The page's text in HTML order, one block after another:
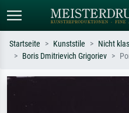
Sternennacht, Impressionismus, Welle
Startseite Kunststile
Nicht
Boris Dmitrievich Grigoriev